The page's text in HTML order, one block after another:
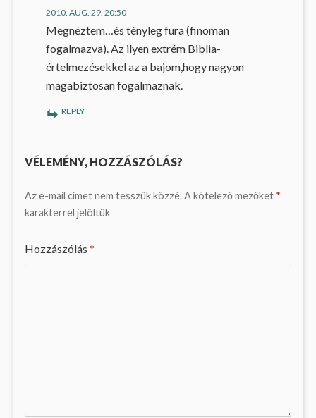
2010. AUG. 29. 20:50
Megnéztem…és tényleg fura (finoman
fogalmazva). Az ilyen extrém Biblia-
értelmezésekkel az a bajom,hogy nagyon
magabiztosan fogalmaznak.
REPLY
VÉLEMÉNY, HOZZÁSZÓLÁS?
Az e-mail címet nem tesszük közzé.A kötelező mezőket *
karakterrel jelöltük
Hozzászólás *